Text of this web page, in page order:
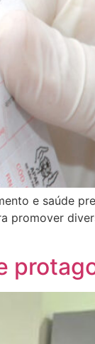
e saúde
promover